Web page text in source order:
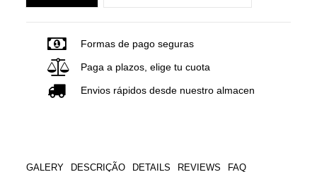
Formas de pago seguras
Paga a plazos, elige tu cuota
Envios rápidos desde nuestro almacen
GALERY DESCRIÇÃO DETAILS REVIEWS FAQ